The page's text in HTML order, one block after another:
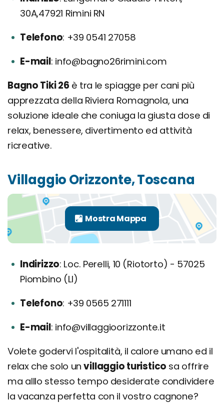
30A,47921 Rimini RN
Telefono +39 0541 27058
E-mail info@bagno26rimini.com
Bagno Tiki 26 è tra le spiagge per cani più
apprezzata della Riviera Romagnola, una
soluzione ideale che coniuga la giusta dose di
relax, benessere, divertimento ed attività
ricreative.
Villaggio Orizzonte, Toscana
Indirizzo Loc. Perelli, 10 (Riotorto) - 57025
Piombino (LI)
Telefono +39 0565 271111
E-mail info@villaggioorizzonte.it
Volete godervi l'ospitalità, il calore umano ed il
relax che solo unvillaggio turistico sa offrire
ma alllo stesso tempo desiderate condividere
la vacanza perfetta con il vostro cagnone?